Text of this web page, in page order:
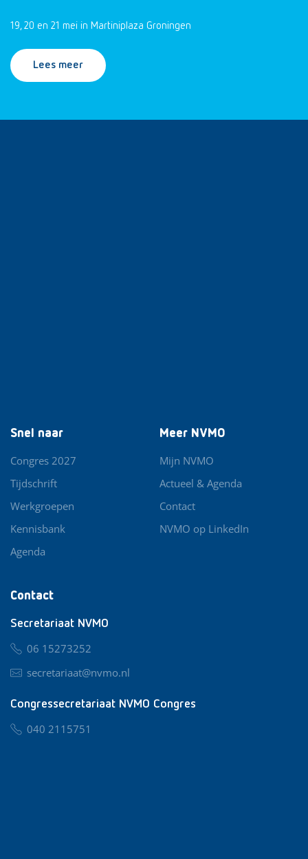
19, 20 en 21 mei in Martiniplaza Groningen
Lees meer
Contact
Secretariaat NVMO
06 15273252
secretariaat@nvmo.nl
Congressecretariaat NVMO Congres
040 2115751
Snel naar
Congres 2027
Tijdschrift
Werkgroepen
Kennisbank
Agenda
Meer NVMO
Mijn NVMO
Actueel & Agenda
Contact
NVMO op LinkedIn